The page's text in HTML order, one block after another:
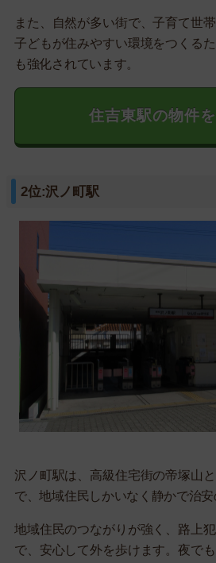
また、自然が多い街で、子育て世
子どもが住みやすい環境をつくる
も強化されています。
住吉東駅の物件
2位:沢ノ町駅
沢ノ町駅は、高級住宅街の帝塚山
で、地域住民しかいなく静かで治安
地域住民のつながりが強く、路上
で、安心して外を歩けます。夜で